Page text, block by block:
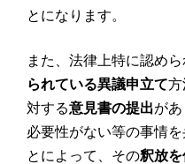
とになります。
また、法律上特に認めら
られている異議申立て方
対する意見書の提出が
必要性がない等の事情
とによって、その釈放を